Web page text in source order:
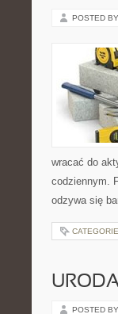
POSTED
wracać do
codziennym.
odzywa się
POSTED